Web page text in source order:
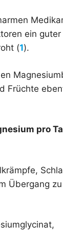
ein guter
(1).
Früchte
pro
Übergang